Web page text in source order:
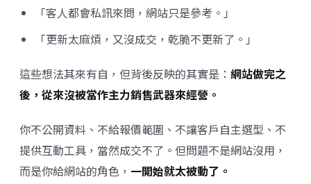
「客人都會私訊來問，網站只是參考。」
「更新太麻煩，又沒成交，乾脆不更新了。」
這些想法其來有自，但背後反映的其實是： 網站做完之
後，從來沒被當作主力銷售武器來經營。
你不公開資料、不給報價範圍、不讓客戶自主選型、不
提供互動工具，當然成交不了。但問題不是網站沒用，
而是你給網站的角色， 一開始就太被動了。